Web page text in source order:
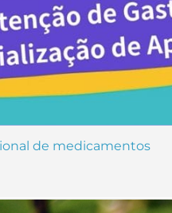
de medicamentos